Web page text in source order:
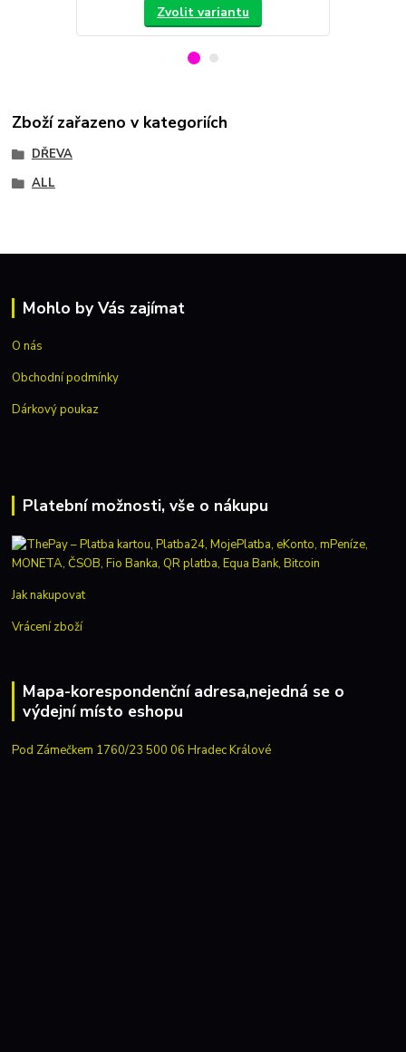
Zvolit variantu
Zboží zařazeno v kategoriích
DŘEVA
ALL
Mohlo by Vás zajímat
O nás
Obchodní podmínky
Dárkový poukaz
Platební možnosti, vše o nákupu
Jak nakupovat
Vrácení zboží
Mapa-korespondenční adresa,nejedná se o
výdejní místo eshopu
Pod Zámečkem 1760/23 500 06 Hradec Králové